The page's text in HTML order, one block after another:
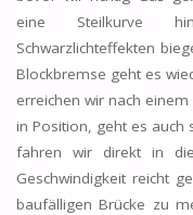
eine Steilkurve
Schwarzlichteffekten
Blockbremse geht es
erreichen wir nach
in Position, geht es auch
fahren wir direkt in die
Geschwindigkeit reicht
baufälligen Brücke zu